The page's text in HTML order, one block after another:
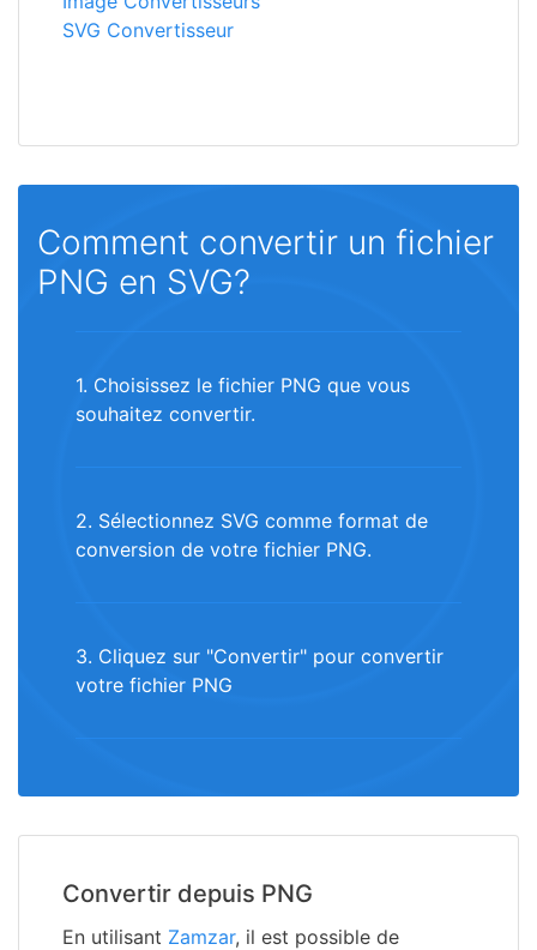
SVG Convertisseur
Comment convertir un fichier
PNG en SVG?
1. Choisissez le fichier PNG que vous
souhaitez convertir.
2. Sélectionnez SVG comme format de
conversion de votre fichier PNG.
3. Cliquez sur "Convertir" pour convertir
votre fichier PNG
Convertir depuis PNG
En utilisant Zamzar, il est possible de